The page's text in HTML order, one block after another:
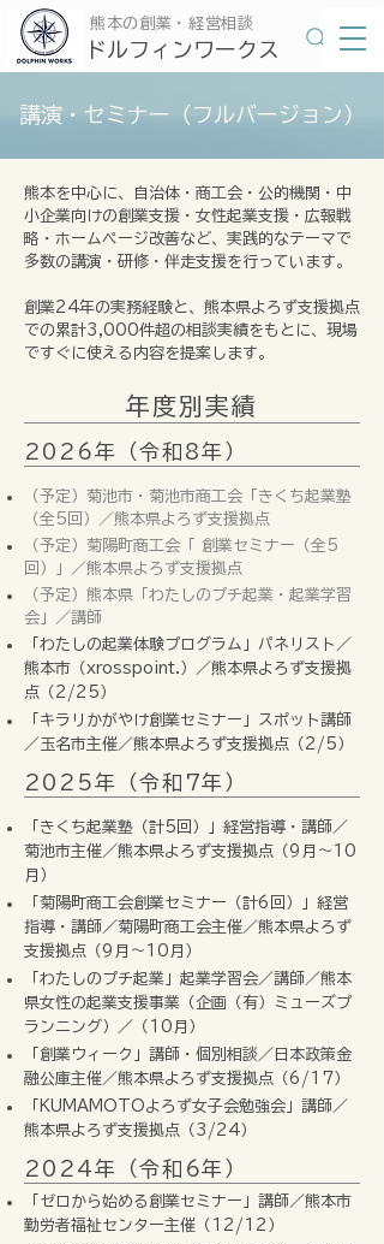
​ドルフィンワークス
​熊本の創業・経営相談
講演・セミナー（フルバージョン）
熊本を中心に、自治体・商工会・公的機関・中
小企業向けの創業支援・女性起業支援・広報戦
略・ホームページ改善など、実践的なテーマで
多数の講演・研修・伴走支援を行っています。
創業24年の実務経験と、熊本県よろず支援拠点
での累計3,000件超の相談実績をもとに、現場
ですぐに使える内容を提案します。
年度別実績
2026年（令和8年）
（予定）菊池市・菊池市商工会「きくち起業塾
（全5回）／熊本県よろず支援拠点
（予定）菊陽町商工会「 創業セミナー（全5
回）」／熊本県よろず支援拠点
（予定）熊本県「わたしのプチ起業・起業学習
会」／講師
「わたしの起業体験プログラム」パネリスト ／
熊本市（xrosspoint.）／熊本県よろず支援拠
点 （2/25）
「キラリかがやけ創業セミナー」スポット講師
／玉名市主催／熊本県よろず支援拠点（2/5）
2025年（令和7年）
「きくち起業塾（計5回）」経営指導・講師／
菊池市主催／熊本県よろず支援拠点（9月〜10
月）
「菊陽町商工会創業セミナー（計6回）」経営
指導・講師／菊陽町商工会主催／熊本県よろず
支援拠点（9月〜10月）
「わたしのプチ起業」起業学習会／講師／熊本
県女性の起業支援事業（企画（有）ミューズプ
ランニング）／（10月）
「創業ウィーク」講師・個別相談／日本政策金
融公庫主催／熊本県よろず支援拠点（6/17）
「KUMAMOTOよろず女子会勉強会」講師／
熊本県よろず支援拠点（3/24）
2024年（令和6年）
「ゼロから始める創業セミナー」講師／熊本市
勤労者福祉センター主催（12/12）